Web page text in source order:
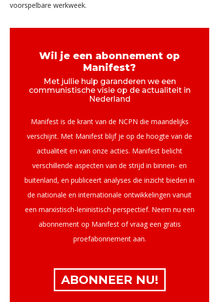
voorspelbare werkweek.
Wil je een abonnement op
Manifest?
Met jullie hulp garanderen we een
communistische visie op de actualiteit in
Nederland
Manifest is de krant van de NCPN die maandelijks
verschijnt. Met Manifest blijf je op de hoogte van de
actualiteit en van onze acties. Manifest belicht
verschillende aspecten van de strijd in binnen- en
buitenland, en publiceert analyses die inzicht bieden in
de nationale en internationale ontwikkelingen vanuit
een marxistisch-leninistisch perspectief. Neem nu een
abonnement op Manifest of vraag een gratis
proefabonnement aan.
ABONNEER NU!